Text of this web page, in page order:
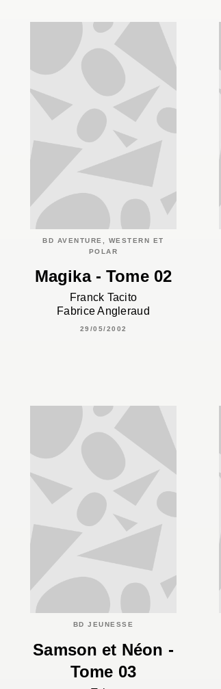
BD AVENTURE, WESTERN ET
POLAR
Magika - Tome 02
Franck Tacito
Fabrice Angleraud
29/05/2002
BD JEUNESSE
Samson et Néon -
Tome 03